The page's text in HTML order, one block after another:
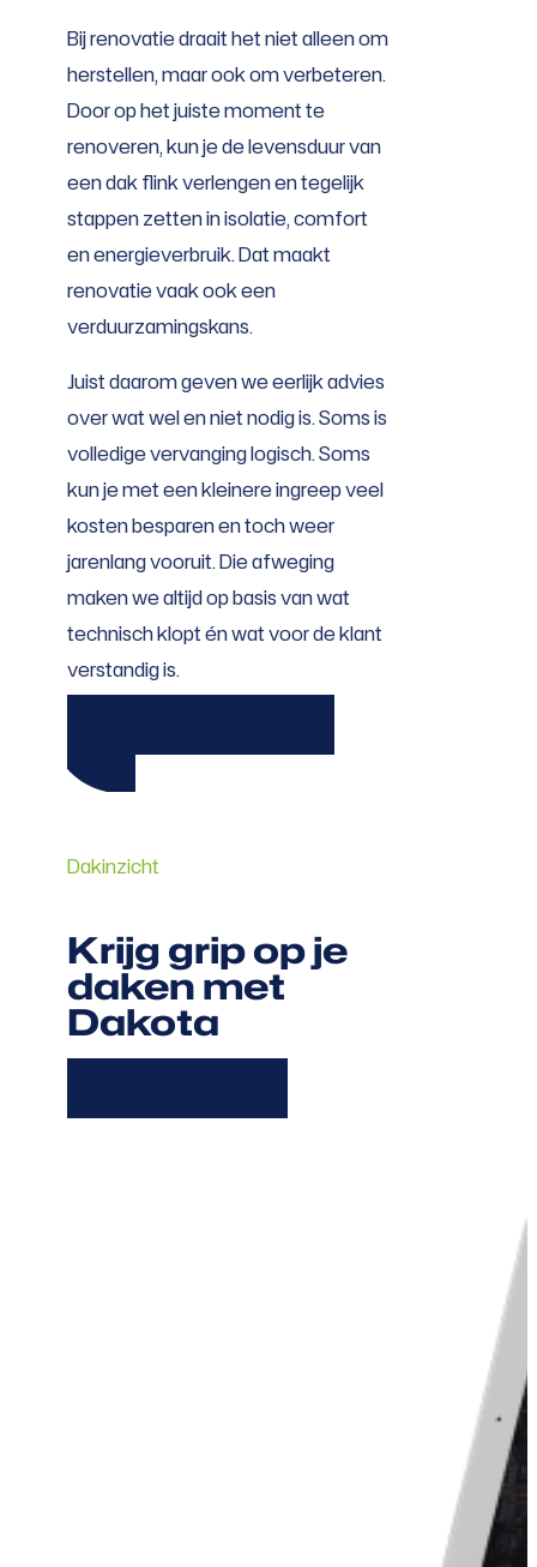
Bij renovatie draait het niet alleen om
herstellen, maar ook om verbeteren.
Door op het juiste moment te
renoveren, kun je de levensduur van
een dak flink verlengen en tegelijk
stappen zetten in isolatie, comfort
en energieverbruik. Dat maakt
renovatie vaak ook een
verduurzamingskans.
Juist daarom geven we eerlijk advies
over wat wel en niet nodig is. Soms is
volledige vervanging logisch. Soms
kun je met een kleinere ingreep veel
kosten besparen en toch weer
jarenlang vooruit. Die afweging
maken we altijd op basis van wat
technisch klopt én wat voor de klant
verstandig is.
aan
Dakinzicht
Krijg grip op je
daken met
Dakota